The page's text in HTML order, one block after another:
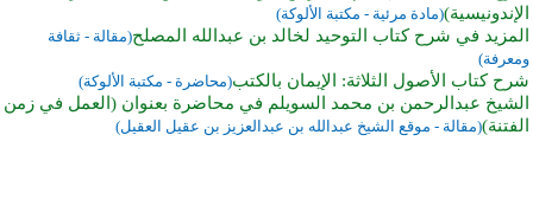
الإندونيسية)(مادة مرئية - مكتبة الألوكة)
المزيد في شرح كتاب التوحيد لخالد بن عبدالله المصلح(مقالة - ثقافة
ومعرفة)
شرح كتاب الأصول الثلاثة: الإيمان بالكتب(محاضرة - مكتبة الألوكة)
الشيخ عبدالرحمن بن محمد السويلم في محاضرة بعنوان (العمل في زمن
الفتنة)(مقالة - موقع الشيخ عبدالله بن عبدالعزيز بن عقيل العقيل)